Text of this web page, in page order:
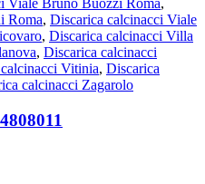
Roma, Discarica calcinacci Viale
, Discarica calcinacci Villa
, Discarica calcinacci
Vitinia, Discarica
calcinacci Zagarolo